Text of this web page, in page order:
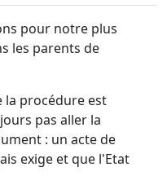
pour notre plus
les parents de
la procédure est
pas aller la
: un acte de
exige et que l'Etat